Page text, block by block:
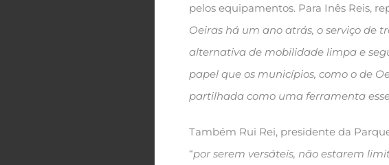
pelos equipamentos. Para Inês Reis,
Oeiras há um ano atrás, o serviço de
alternativa de mobilidade limpa e
papel que os municípios, como o de
partilhada como uma ferramenta
Também Rui Rei, presidente da
“por serem versáteis, não estarem